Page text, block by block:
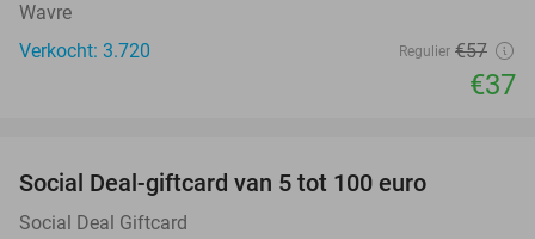
Wavre
Verkocht: 3.720
Regulier €57
€37
Social Deal-giftcard van 5 tot 100 euro
Social Deal Giftcard